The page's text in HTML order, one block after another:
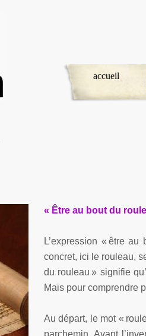
accueil
« Être au bout du
L’expression « être
concret, ici le rouleau,
du rouleau » signifie
Mais pour comprendre
Au départ, le mot «
parchemin. Avant